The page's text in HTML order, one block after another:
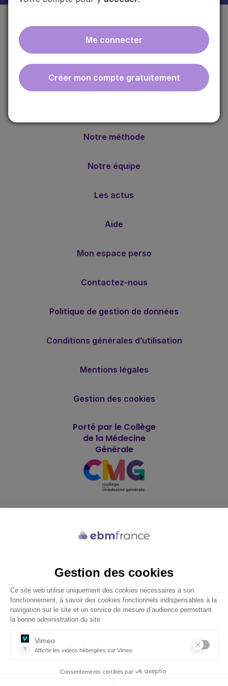
Me connecter
Créer mon compte gratuitement
ebmfrance est une base de connaissances médicales
Notre méthode
Notre équipe
Les actus
Aide
Mon espace perso
Contactez-nous
Politique de gestion de données
Conditions générales d’utilisation
Mentions légales
Gestion des cookies
Porté par le Collège
de la Médecine
Générale
© 2026 ebmfrance